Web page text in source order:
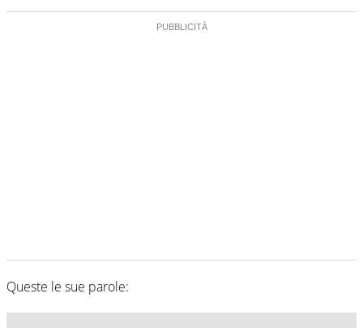
Queste le sue parole: